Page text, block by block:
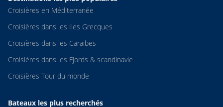
Croisières en Méditerranée
Croisières dans les Iles Grecques
Croisières dans les Caraibes
Croisières dans les Fjords & scandinavie
Croisières Tour du monde
Bateaux les plus recherchés